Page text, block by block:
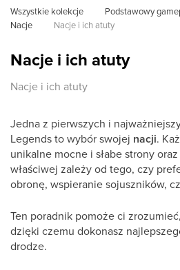
Wszystkie kolekcje Podstawowy
Nacje
Nacje i ich atuty
Nacje i ich atuty
Nacje i ich atuty
Jedna z pierwszych i
Legends to wybór swojej nacji.
unikalne mocne i słabe strony
właściwej zależy od tego, czy
obronę, wspieranie sojuszników,
Ten poradnik pomoże ci
dzięki czemu dokonasz
drodze.